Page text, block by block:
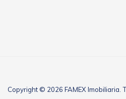
Copyright © 2026 FAMEX Imobiliaria.